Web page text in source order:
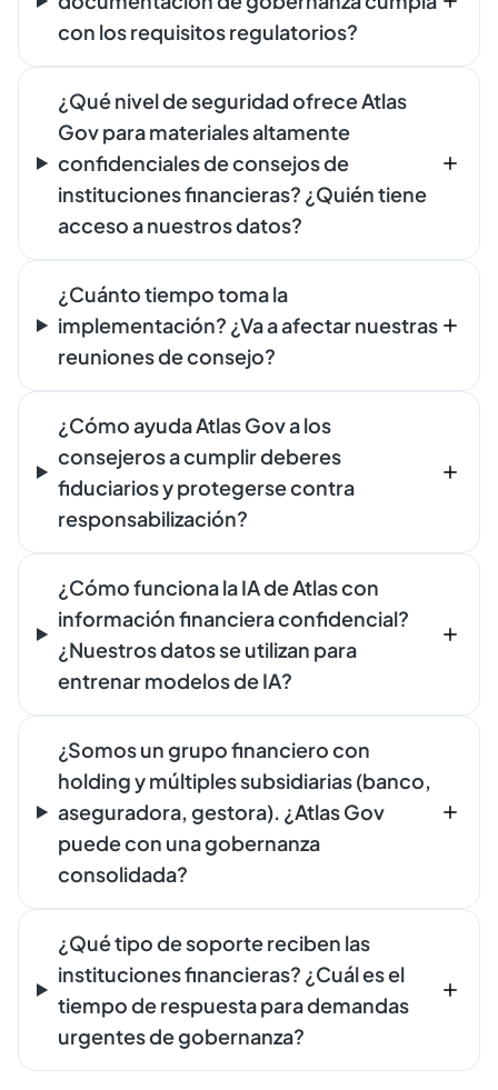
con los requisitos regulatorios?
¿Qué nivel de seguridad ofrece Atlas
Gov para materiales altamente
confidenciales de consejos de
instituciones financieras? ¿Quién tiene
acceso a nuestros datos?
¿Cuánto tiempo toma la
implementación? ¿Va a afectar nuestras
reuniones de consejo?
¿Cómo ayuda Atlas Gov a los
consejeros a cumplir deberes
fiduciarios y protegerse contra
responsabilización?
¿Cómo funciona la IA de Atlas con
información financiera confidencial?
¿Nuestros datos se utilizan para
entrenar modelos de IA?
¿Somos un grupo financiero con
holding y múltiples subsidiarias (banco,
aseguradora, gestora). ¿Atlas Gov
puede con una gobernanza
consolidada?
¿Qué tipo de soporte reciben las
instituciones financieras? ¿Cuál es el
tiempo de respuesta para demandas
urgentes de gobernanza?